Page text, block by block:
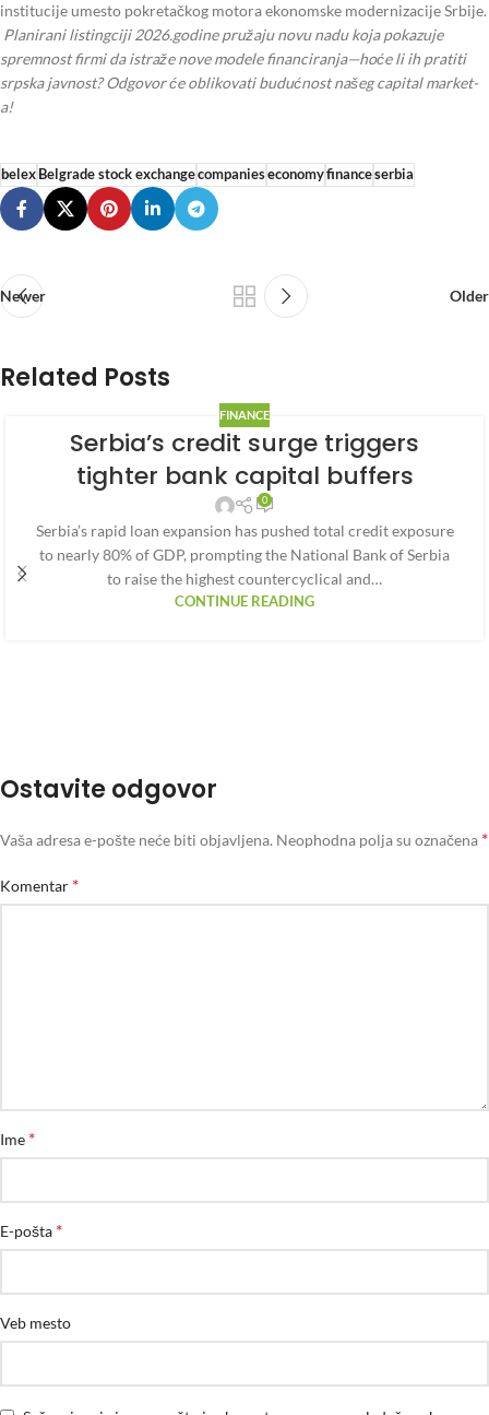
institucije umesto pokretačkog motora ekonomske modernizacije Srbije.
Planirani listingciji 2026.godine pružaju novu nadu koja pokazuje
spremnost firmi da istraže nove modele financiranja—hoće li ih pratiti
srpska javnost? Odgovor će oblikovati budućnost našeg capital market-
a!
belexBelgrade stock exchangecompanieseconomyfinanceserbia
Newer Older
Related Posts
FINANCE
Serbia’s credit surge triggers
tighter bank capital buffers
0
Serbia’s rapid loan expansion has pushed total credit exposure
to nearly 80% of GDP, prompting the National Bank of Serbia
to raise the highest countercyclical and…
CONTINUE READING
Ostavite odgovor
Vaša adresa e-pošte neće biti objavljena. Neophodna polja su označena *
Komentar *
Ime *
E-pošta *
Veb mesto